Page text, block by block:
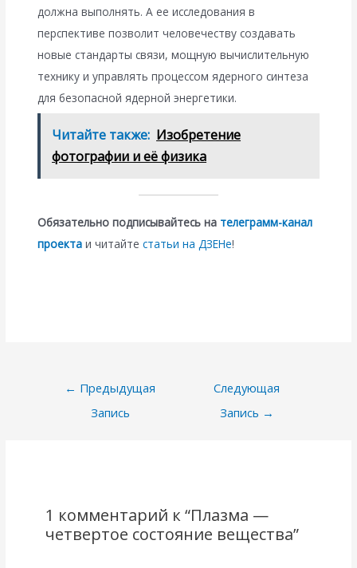
должна выполнять. А ее исследования в
перспективе позволит человечеству создавать
новые стандарты связи, мощную вычислительную
технику и управлять процессом ядерного синтеза
для безопасной ядерной энергетики.
Читайте также: Изобретение
фотографии и её физика
Обязательно подписывайтесь на телеграмм-канал
проекта и читайтестатьи на ДЗЕНе!
Навигация
← Предыдущая
Запись
Следующая
Запись →
1 комментарий к “Плазма —
четвертое состояние вещества”